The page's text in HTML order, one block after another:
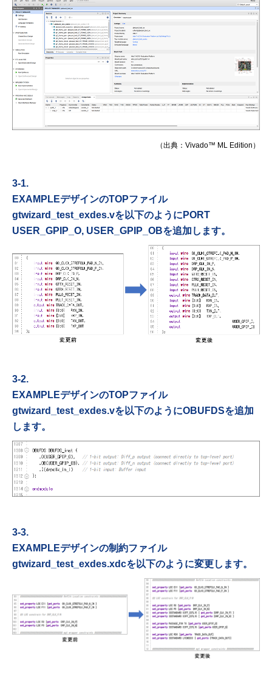
（出典：Vivado™ ML Edition）
3-1.
EXAMPLEデザインのTOPファイル
gtwizard_test_exdes.vを以下のように PORT
USER_GPIP_O, USER_GPIP_OBを追加します。
3-2.
EXAMPLEデザインのTOPファイル
gtwizard_test_exdes.vを以下のようにOBUFDSを追加
します。
3-3.
EXAMPLEデザインの制約ファイル
gtwizard_test_exdes.xdcを以下のように変更します。